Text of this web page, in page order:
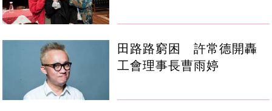
田路路窮困 許常德開轟
工會理事長曹雨婷